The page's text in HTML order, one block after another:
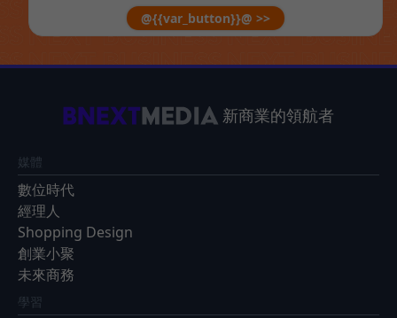
@{{var_button}}@ >>
新商業的領航者
媒體
數位時代
經理人
Shopping Design
創業小聚
未來商務
學習